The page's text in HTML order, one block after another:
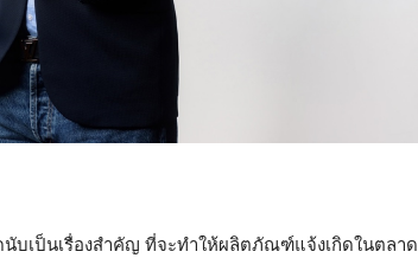
เป็นเรื่องสำคัญ ที่จะทำให้ผลิตภัณฑ์แจ้งเกิดในตลาด